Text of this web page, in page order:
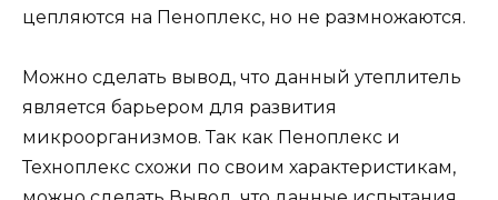
цепляются на Пеноплекс, но не размножаются.
Можно сделать вывод, что данный утеплитель
является барьером для развития
микроорганизмов. Так как Пеноплекс и
Техноплекс схожи по своим характеристикам,